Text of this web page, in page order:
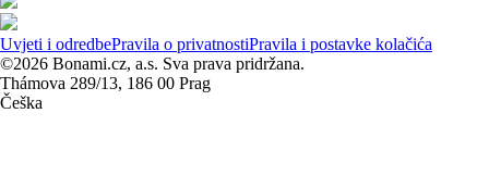
Uvjeti i odredbePravila o privatnostiPravila i postavke kolačića
©2026 Bonami.cz, a.s. Sva prava pridržana.
Thámova 289/13, 186 00 Prag
Češka